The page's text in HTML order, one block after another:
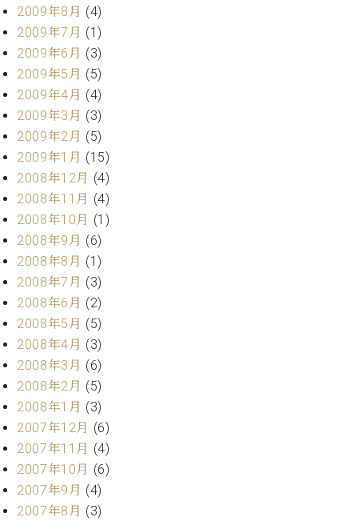
2009年8月 (4)
2009年7月 (1)
2009年6月 (3)
2009年5月 (5)
2009年4月 (4)
2009年3月 (3)
2009年2月 (5)
2009年1月 (15)
2008年12月 (4)
2008年11月 (4)
2008年10月 (1)
2008年9月 (6)
2008年8月 (1)
2008年7月 (3)
2008年6月 (2)
2008年5月 (5)
2008年4月 (3)
2008年3月 (6)
2008年2月 (5)
2008年1月 (3)
2007年12月 (6)
2007年11月 (4)
2007年10月 (6)
2007年9月 (4)
2007年8月 (3)